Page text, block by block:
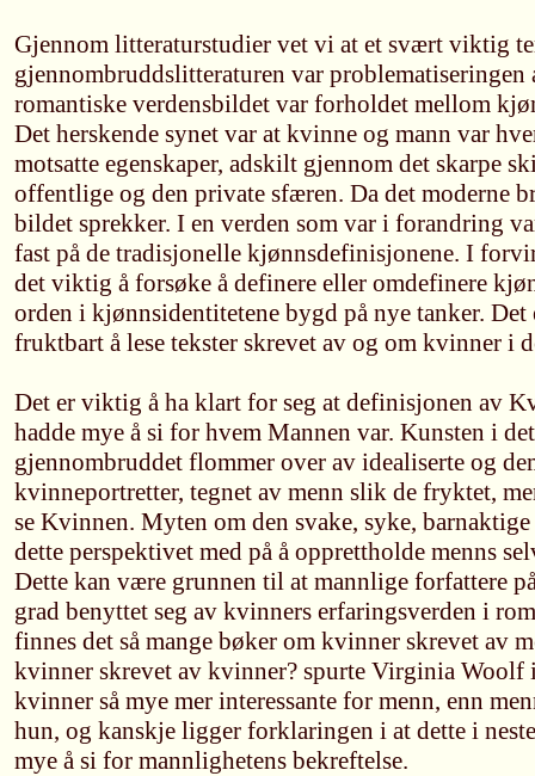
Gjennom litteraturstudier vet vi at et svært viktig
gjennombruddslitteraturen var problematiseringen
romantiske verdensbildet var forholdet mellom
Det herskende synet var at kvinne og mann var
motsatte egenskaper, adskilt gjennom det skarpe
offentlige og den private sfæren. Da det moderne
bildet sprekker. I en verden som var i forandring
fast på de tradisjonelle kjønnsdefinisjonene. I
det viktig å forsøke å definere eller omdefinere
orden i kjønnsidentitetene bygd på nye tanker. Det
fruktbart å lese tekster skrevet av og om kvinner i
Det er viktig å ha klart for seg at definisjonen av
hadde mye å si for hvem Mannen var. Kunsten i
gjennombruddet flommer over av idealiserte og
kvinneportretter, tegnet av menn slik de fryktet,
se Kvinnen. Myten om den svake, syke,
dette perspektivet med på å opprettholde menns
Dette kan være grunnen til at mannlige forfattere
grad benyttet seg av kvinners erfaringsverden i
finnes det så mange bøker om kvinner skrevet av
kvinner skrevet av kvinner? spurte Virginia
kvinner så mye mer interessante for menn, enn
hun, og kanskje ligger forklaringen i at dette i
mye å si for mannlighetens bekreftelse.